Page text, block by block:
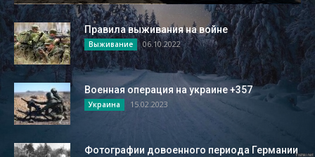
Правила выживания на войне
Выживание 06.10.2022
Военная операция на украине +357
Украина 15.02.2023
Фотографии довоенного периода Германии